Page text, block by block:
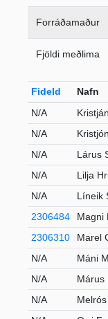
Forráðamaður
Fjöldi meðlima
FideId Nafn
N/A
N/A
N/A
Lárus
N/A
Lilja
N/A
Líneik
2306484
Magni
2306310
Marel
N/A
Máni
N/A
Márus
N/A